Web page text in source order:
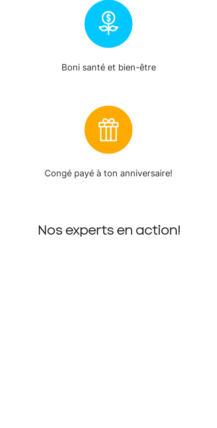
Boni santé et bien-être
Congé payé à ton anniversaire!
Nos experts en action!